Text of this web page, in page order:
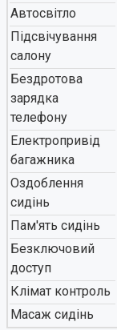
Автосвітло
Підсвічування
салону
Бездротова
зарядка
телефону
Електропривід
багажника
Оздоблення
сидінь
Пам'ять сидінь
Безключовий
доступ
Клімат контроль
Масаж сидінь